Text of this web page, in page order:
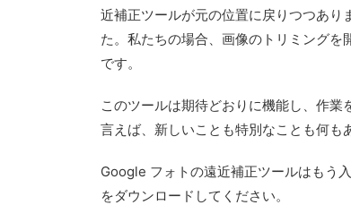
近補正ツールが元の位置に戻りつつあ
た。私たちの場合、画像のトリミング
です。
このツールは期待どおりに機能し、作
言えば、新しいことも特別なことも何も
Google フォトの遠近補正ツールはもう
をダウンロードしてください。